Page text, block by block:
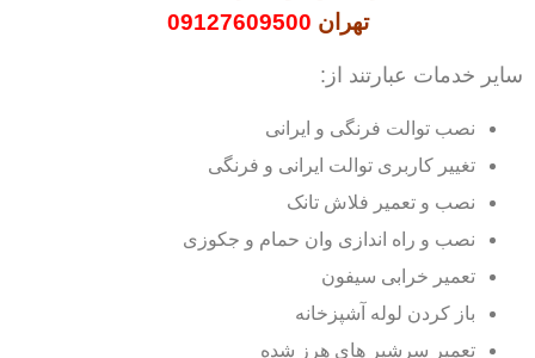
تهران 09127609500
سایر خدمات عبارتند از:
نصب توالت فرنگی و ایرانی
تغییر کاربری توالت ایرانی و فرنگی
نصب و تعمیر فلاش تانک
نصب و راه اندازی وان حمام و جکوزی
تعمیر خرابی سیفون
باز کردن لوله آشپزخانه
تعمیر سرشیر های هرز شده